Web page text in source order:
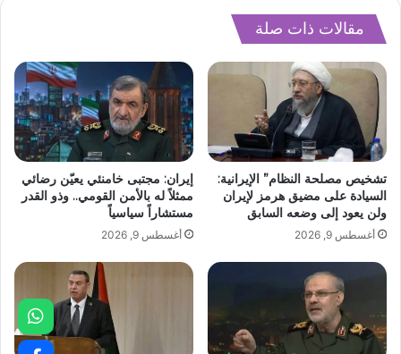
مقالات ذات صلة
تشخيص مصلحة النظام” الإيرانية:
السيادة على مضيق هرمز لإيران
ولن يعود إلى وضعه السابق
أغسطس 9, 2026
إيران: مجتبى خامنئي يعيّن رضائي
ممثلاً له بالأمن القومي.. وذو القدر
مستشاراً سياسياً
أغسطس 9, 2026